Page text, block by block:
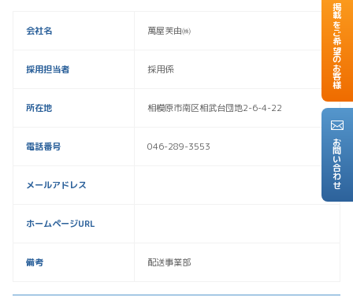
掲載をご希望のお客様
お問い合わせ
会社名 萬屋芙由㈱
採用担当者 採用係
所在地 相模原市南区相武台団地2-6-4-22
電話番号 046-289-3553
メールアドレス
ホームページURL
備考 配送事業部